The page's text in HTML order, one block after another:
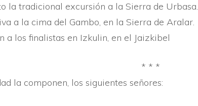
la tradicional excursión a la Sierra de Urbasa.
a la cima del Gambo, en la Sierra de Aralar.
los finalistas en Izkulin, en el Jaizkibel
* * *
la componen, los siguientes señores: